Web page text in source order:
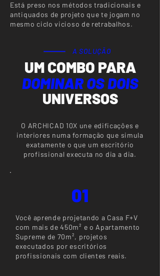
Está preso nos métodos tradicionais e
antiquados de projeto que te jogam no
mesmo ciclo vicioso de retrabalhos.
A SOLUÇÃO
DOMINAR OS DOIS
UM COMBO PARA
UNIVERSOS
O ARCHICAD 10X une edificações e
interiores numa formação que simula
exatamente o que um escritório
profissional executa no dia a dia.
01
Você aprende projetando a Casa F+V
com mais de 450m² e o Apartamento
Supreme de 70m², projetos
executados por escritórios
profissionais com clientes reais.